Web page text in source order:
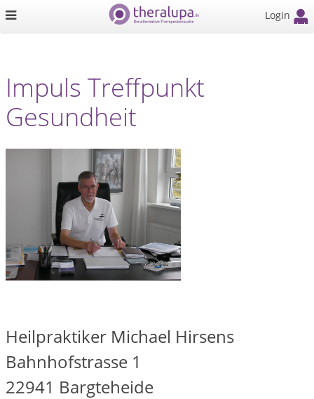
Login
Impuls Treffpunkt
Gesundheit
Heilpraktiker Michael Hirsens
Bahnhofstrasse 1
22941 Bargteheide